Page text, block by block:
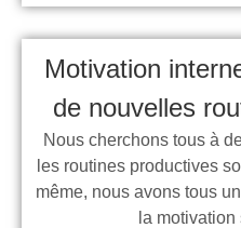
Motivation
de nouvelles
Nous cherchons tous à
les routines productives
même, nous avons tous
la